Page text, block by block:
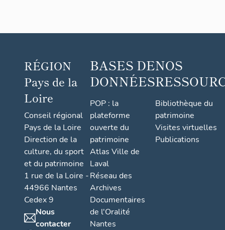
RÉGION
Pays de la
Loire
Conseil régional
Pays de la Loire
Direction de la
culture, du sport
et du patrimoine
1 rue de la Loire -
44966 Nantes
Cedex 9
Nous
contacter
BASES DE
DONNÉES
POP : la
plateforme
ouverte du
patrimoine
Atlas Ville de
Laval
Réseau des
Archives
Documentaires
de l'Oralité
Nantes
NOS
Bibliothèque du
patrimoine
Visites virtuelles
Publications